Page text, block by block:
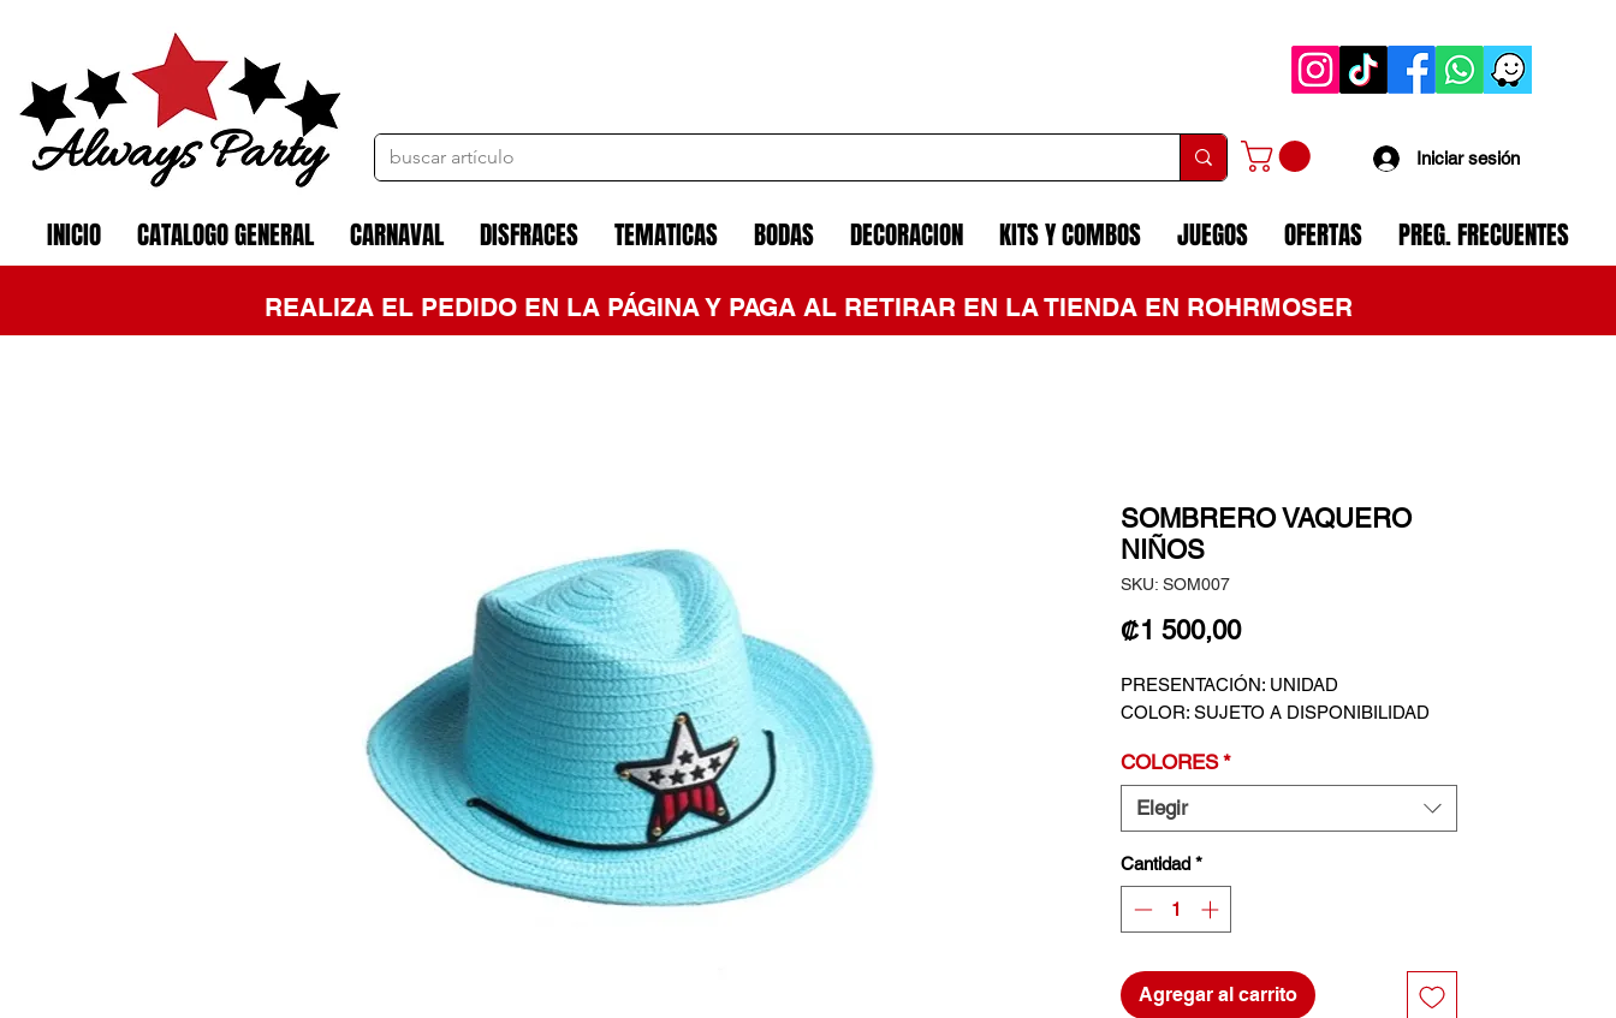
Iniciar sesión
INICIO CATALOGO GENERAL CARNAVAL DISFRACES TEMATICAS BODAS DECORACION KITS Y COMBOS JUEGOS OFERTAS PREG. FRECUENTES
REALIZA EL PEDIDO EN LA PÁGINA Y PAGA AL RETIRAR EN LA TIENDA EN ROHRMOSER
SOMBRERO VAQUERO
NIÑOS
SKU: SOM007
₡1 500,00Precio
PRESENTACIÓN: UNIDAD
COLOR: SUJETO A DISPONIBILIDAD
COLORES *
Elegir
Cantidad *
Agregar al carrito